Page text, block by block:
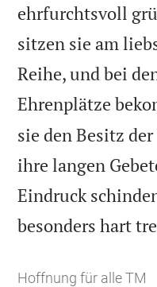
ehrfurchtsvoll
sitzen sie am
Reihe, und bei
Ehrenplätze
sie den Besitz
ihre langen
Eindruck
besonders hart
Hoffnung für alle TM